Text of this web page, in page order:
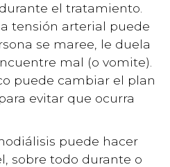
el tratamiento.
tensión arterial puede
se maree, le duela
mal (o vomite).
puede cambiar el plan
evitar que ocurra
puede hacer
sobre todo durante o